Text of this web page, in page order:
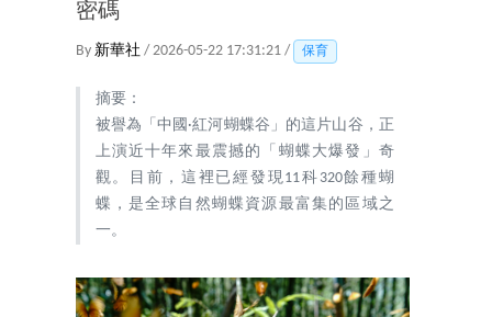
密碼
By 新華社 / 2026-05-22 17:31:21 / 保育
摘要：
被譽為「中國·紅河蝴蝶谷」的這片山谷，正
上演近十年來最震撼的「蝴蝶大爆發」奇
觀。目前，這裡已經發現11科320餘種蝴
蝶，是全球自然蝴蝶資源最富集的區域之
一。